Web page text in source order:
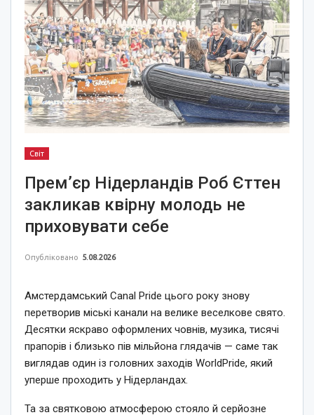
Світ
Прем’єр Нідерландів Роб Єттен
закликав квірну молодь не
приховувати себе
Опубліковано 5.08.2026
Амстердамський Canal Pride цього року знову
перетворив міські канали на велике веселкове свято.
Десятки яскраво оформлених човнів, музика, тисячі
прапорів і близько пів мільйона глядачів — саме так
виглядав один із головних заходів WorldPride, який
уперше проходить у Нідерландах.
Та за святковою атмосферою стояло й серйозне